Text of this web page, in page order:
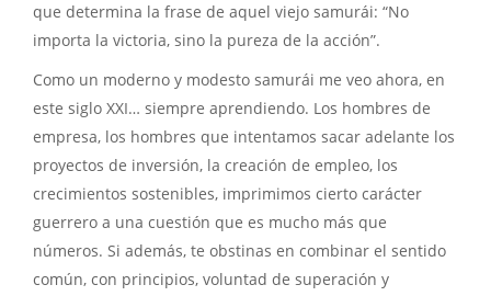
que determina la frase de aquel viejo samurái: “No
importa la victoria, sino la pureza de la acción”.
Como un moderno y modesto samurái me veo ahora, en
este siglo XXI… siempre aprendiendo. Los hombres de
empresa, los hombres que intentamos sacar adelante los
proyectos de inversión, la creación de empleo, los
crecimientos sostenibles, imprimimos cierto carácter
guerrero a una cuestión que es mucho más que
números. Si además, te obstinas en combinar el sentido
común, con principios, voluntad de superación y